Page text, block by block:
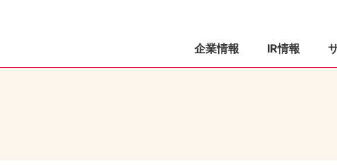
企業情報 IR情報